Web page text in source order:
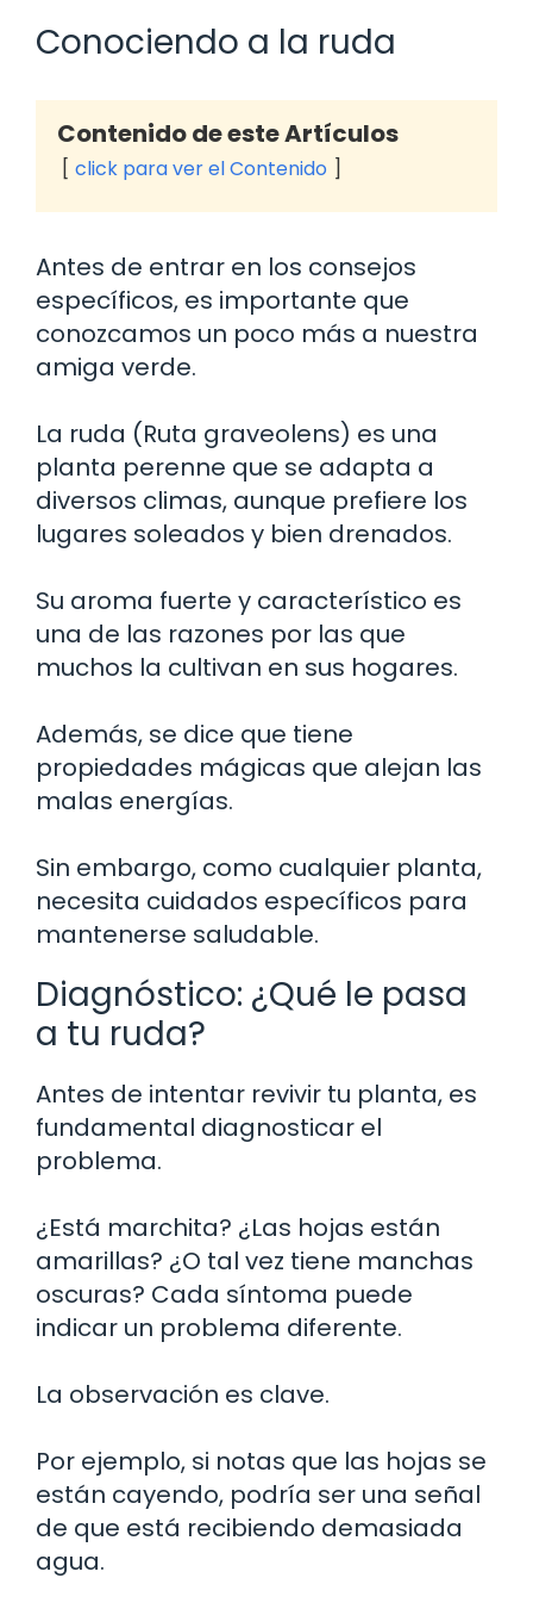
Conociendo a la ruda
Contenido de este Artículos
click para ver el Contenido
Antes de entrar en los consejos
específicos, es importante que
conozcamos un poco más a nuestra
amiga verde.
La ruda (Ruta graveolens) es una
planta perenne que se adapta a
diversos climas, aunque prefiere los
lugares soleados y bien drenados.
Su aroma fuerte y característico es
una de las razones por las que
muchos la cultivan en sus hogares.
Además, se dice que tiene
propiedades mágicas que alejan las
malas energías.
Sin embargo, como cualquier planta,
necesita cuidados específicos para
mantenerse saludable.
Diagnóstico: ¿Qué le pasa
a tu ruda?
Antes de intentar revivir tu planta, es
fundamental diagnosticar el
problema.
¿Está marchita? ¿Las hojas están
amarillas? ¿O tal vez tiene manchas
oscuras? Cada síntoma puede
indicar un problema diferente.
La observación es clave.
Por ejemplo, si notas que las hojas se
están cayendo, podría ser una señal
de que está recibiendo demasiada
agua.